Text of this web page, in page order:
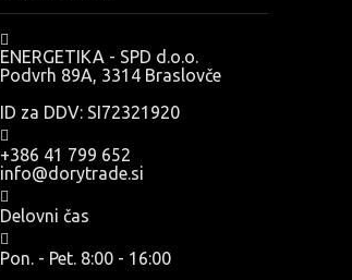
ENERGETIKA - SPD d.o.o.
Podvrh 89A, 3314 Braslovče
ID za DDV: SI72321920
+386 41 799 652
info@dorytrade.si
Delovni čas
Pon. - Pet. 8:00 - 16:00